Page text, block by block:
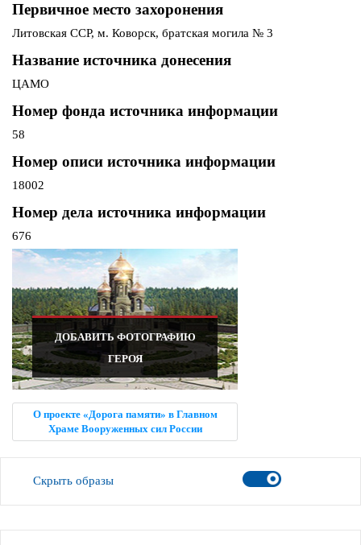
Первичное место захоронения
Литовская ССР, м. Коворск, братская могила № 3
Название источника донесения
ЦАМО
Номер фонда источника информации
58
Номер описи источника информации
18002
Номер дела источника информации
676
ДОБАВИТЬ ФОТОГРАФИЮ
ГЕРОЯ
О проекте «Дорога памяти» в Главном
Храме Вооруженных сил России
Скрыть образы